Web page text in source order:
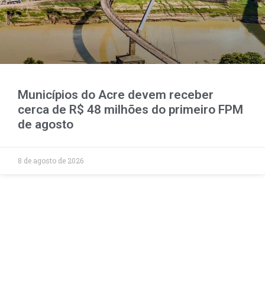
Municípios do Acre devem receber
cerca de R$ 48 milhões do primeiro FPM
de agosto
8 de agosto de 2026